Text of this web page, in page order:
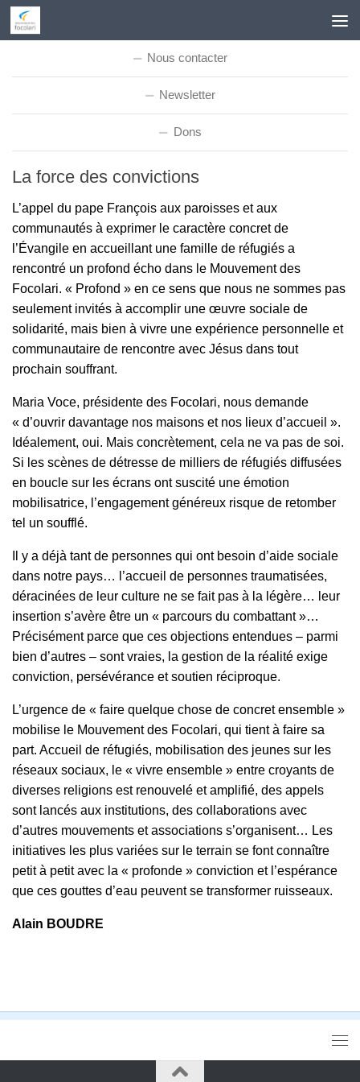
Skip to content
Nous contacter
Newsletter
Dons
La force des convictions
L’appel du pape François aux paroisses et aux
communautés à exprimer le caractère concret de
l’Évangile en accueillant une famille de réfugiés a
rencontré un profond écho dans le Mouvement des
Focolari. « Profond » en ce sens que nous ne sommes pas
seulement invités à accomplir une œuvre sociale de
solidarité, mais bien à vivre une expérience personnelle et
communautaire de rencontre avec Jésus dans tout
prochain souffrant.
Maria Voce, présidente des Focolari, nous demande
« d’ouvrir davantage nos maisons et nos lieux d’accueil ».
Idéalement, oui. Mais concrètement, cela ne va pas de soi.
Si les scènes de détresse de milliers de réfugiés diffusées
en boucle sur les écrans ont suscité une émotion
mobilisatrice, l’engagement généreux risque de retomber
tel un soufflé.
Il y a déjà tant de personnes qui ont besoin d’aide sociale
dans notre pays… l’accueil de personnes traumatisées,
déracinées de leur culture ne se fait pas à la légère… leur
insertion s’avère être un « parcours du combattant »…
Précisément parce que ces objections entendues – parmi
bien d’autres – sont vraies, la gestion de la réalité exige
conviction, persévérance et soutien réciproque.
L’urgence de « faire quelque chose de concret ensemble »
mobilise le Mouvement des Focolari, qui tient à faire sa
part. Accueil de réfugiés, mobilisation des jeunes sur les
réseaux sociaux, le « vivre ensemble » entre croyants de
diverses religions est renouvelé et amplifié, des appels
sont lancés aux institutions, des collaborations avec
d’autres mouvements et associations s’organisent… Les
initiatives les plus variées sur le terrain se font connaître
petit à petit avec la « profonde » conviction et l’espérance
que ces gouttes d’eau peuvent se transformer ruisseaux.
Alain BOUDRE